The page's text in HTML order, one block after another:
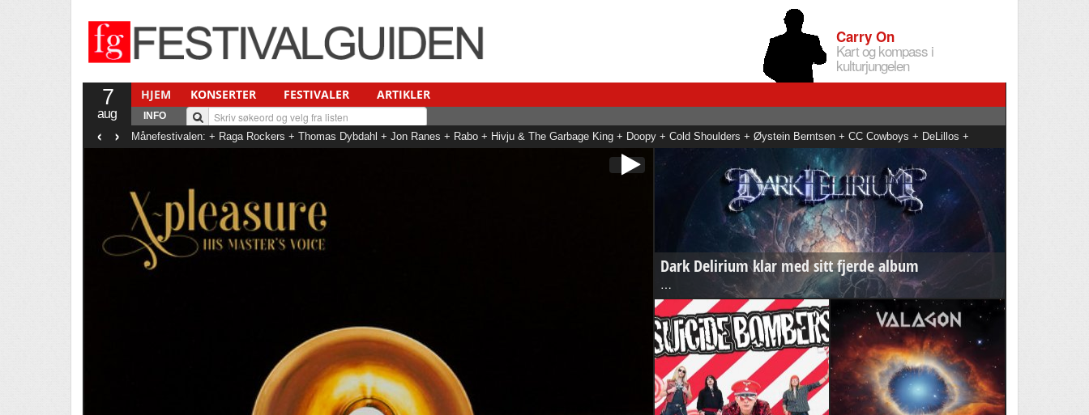
Carry On
Kart og kompass i
kulturjungelen
7
aug
HJEM KONSERTER FESTIVALER ARTIKLER
INFO
Månefestivalen: + Raga Rockers + Thomas Dybdahl + Jon Ranes + Rabo + Hivju & The Garbage King + Doopy + Cold Shoulders + Øystein Berntsen + CC Cowboys + DeLillos +
Thomas Stenström + Anna Of The North + Malin Pettersen + May + Hanne Sørvaag + Ylva-li + Erlend Ropstad + Tid + Daniela Reyes + Daniel Kvammen
‹ ›
Dark Delirium klar med sitt fjerde album
…